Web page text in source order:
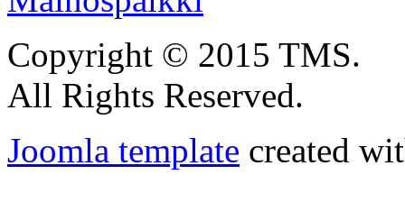
Copyright © 2015 TMS.
All Rights Reserved.
Joomla template created